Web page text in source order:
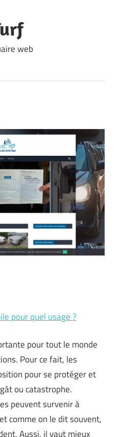
web
pour quel usage ?
pour tout le monde
Pour ce fait, les
pour se protéger et
ou catastrophe.
peuvent survenir à
comme on le dit souvent,
Aussi, il vaut mieux